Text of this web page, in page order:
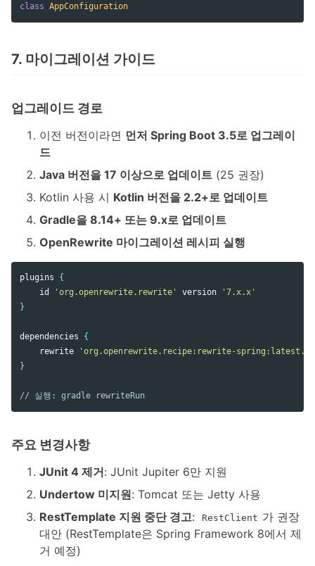
class AppConfiguration
7. 마이그레이션 가이드
업그레이드 경로
이전 버전이라면 먼저 Spring Boot 3.5로 업그레이
드
Java 버전을 17 이상으로 업데이트 (25 권장)
Kotlin 사용 시 Kotlin 버전을 2.2+로 업데이트
Gradle을 8.14+ 또는 9.x로 업데이트
OpenRewrite 마이그레이션 레시피 실행
plugins
{
id
'org.openrewrite.rewrite' version
'7.x.x'
}
dependencies
{
rewrite
'org.openrewrite.recipe:rewrite-
}
// 실행: gradle rewriteRun
주요 변경사항
JUnit 4 제거: JUnit Jupiter 6만 지원
Undertow 미지원: Tomcat 또는 Jetty 사용
RestTemplate 지원 중단 경고: RestClient 가 권장
대안 (RestTemplate은 Spring Framework 8에서 제
거 예정)